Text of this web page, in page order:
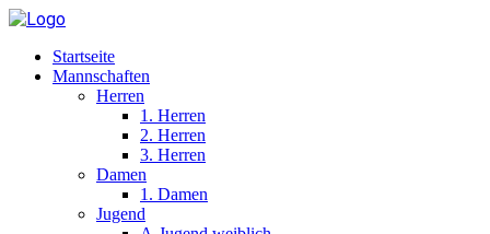
Startseite
Mannschaften
Herren
1. Herren
2. Herren
3. Herren
Damen
1. Damen
Jugend